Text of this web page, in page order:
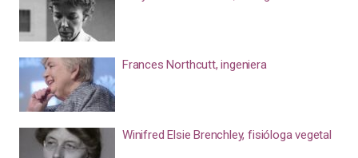
Frances Northcutt, ingeniera
Winifred Elsie Brenchley, fisióloga vegetal